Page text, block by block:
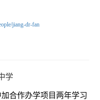
jiang-dr-fan
学
合作办学项目两年学习